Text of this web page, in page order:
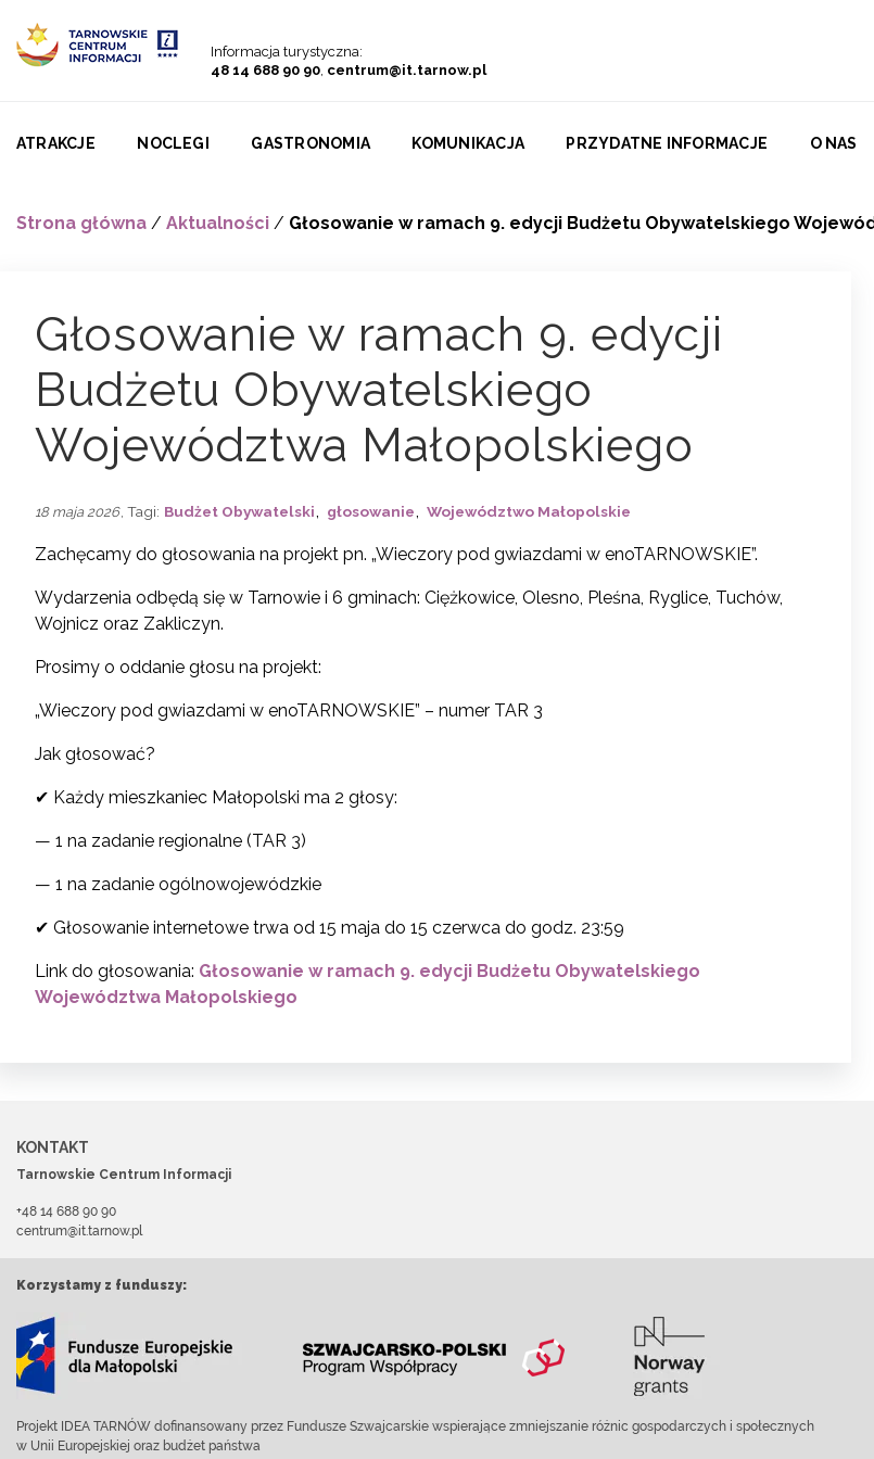
Informacja turystyczna:
48 14 688 90 90, centrum@it.tarnow.pl
ATRAKCJE NOCLEGI GASTRONOMIA KOMUNIKACJA PRZYDATNE INFORMACJE O NAS
Strona główna / Aktualności / Głosowanie w ramach 9. edycji Budżetu Obywatelskiego
Głosowanie w ramach 9. edycji
Budżetu Obywatelskiego
Województwa Małopolskiego
18 maja 2026 , Tagi: Budżet Obywatelski, głosowanie, Województwo Małopolskie
Zachęcamy do głosowania na projekt pn. „Wieczory pod gwiazdami w enoTARNOWSKIE”.
Wydarzenia odbędą się w Tarnowie i 6 gminach: Ciężkowice, Olesno, Pleśna, Ryglice, Tuchów,
Wojnicz oraz Zakliczyn.
Prosimy o oddanie głosu na projekt:
„Wieczory pod gwiazdami w enoTARNOWSKIE” – numer TAR 3
Jak głosować?
✔ Każdy mieszkaniec Małopolski ma 2 głosy:
— 1 na zadanie regionalne (TAR 3)
— 1 na zadanie ogólnowojewódzkie
✔ Głosowanie internetowe trwa od 15 maja do 15 czerwca do godz. 23:59
Link do głosowania: Głosowanie w ramach 9. edycji Budżetu Obywatelskiego
Województwa Małopolskiego
KONTAKT
Tarnowskie Centrum Informacji
+48 14 688 90 90
centrum@it.tarnow.pl
Korzystamy z funduszy:
Projekt IDEA TARNÓW dofinansowany przez Fundusze Szwajcarskie wspierające zmniejszanie różnic gospodarczych i społecznych
w Unii Europejskiej oraz budżet państwa